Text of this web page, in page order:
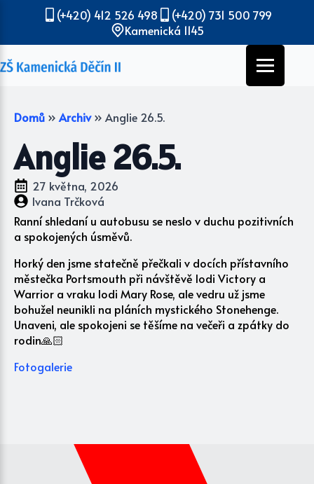
(+420) 412 526 498
(+420) 731 500 799
Kamenická 1145
Domů » Archiv » Anglie 26.5.
Anglie 26.5.
27 května, 2026
Ivana Trčková
Ranní shledaní u autobusu se neslo v duchu pozitivních
a spokojených úsměvů.
Horký den jsme statečně přečkali v docích přístavního
městečka Portsmouth při návštěvě lodi Victory a
Warrior a vraku lodi Mary Rose, ale vedru už jsme
bohužel neunikli na pláních mystického Stonehenge.
Unaveni, ale spokojeni se těšíme na večeři a zpátky do
rodin🙏🏻
Fotogalerie